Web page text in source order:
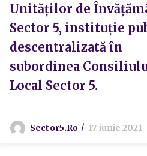
Unităților de
Sector 5, instituție
descentralizată în
subordinea
Local Sector 5.
Sector5.ro 17 iunie 2021